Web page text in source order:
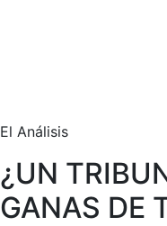
El Análisis
¿UN
GANAS DE